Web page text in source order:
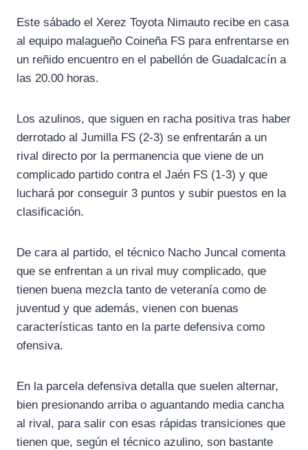
Este sábado el Xerez Toyota Nimauto recibe en casa
al equipo malagueño Coineña FS para enfrentarse en
un reñido encuentro en el pabellón de Guadalcacín a
las 20.00 horas.
Los azulinos, que siguen en racha positiva tras haber
derrotado al Jumilla FS (2-3) se enfrentarán a un
rival directo por la permanencia que viene de un
complicado partido contra el Jaén FS (1-3) y que
luchará por conseguir 3 puntos y subir puestos en la
clasificación.
De cara al partido, el técnico Nacho Juncal comenta
que se enfrentan a un rival muy complicado, que
tienen buena mezcla tanto de veteranía como de
juventud y que además, vienen con buenas
características tanto en la parte defensiva como
ofensiva.
En la parcela defensiva detalla que suelen alternar,
bien presionando arriba o aguantando media cancha
al rival, para salir con esas rápidas transiciones que
tienen que, según el técnico azulino, son bastante